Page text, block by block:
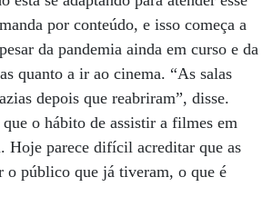
por conteúdo, e isso começa a
da pandemia ainda em curso e da
quanto a ir ao cinema. “As salas
depois que reabriram”, disse.
que o hábito de assistir a filmes em
Hoje parece difícil acreditar que as
o público que já tiveram, o que é